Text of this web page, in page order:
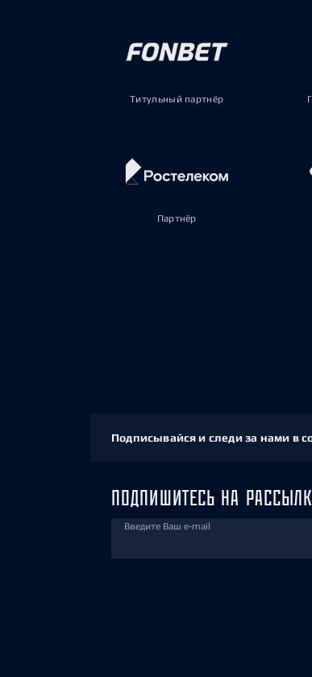
Титульный партнёр
Партнёр
Подписывайся и следи за нами в
ПОДПИШИТЕСЬ НА
Введите Ваш e-mail